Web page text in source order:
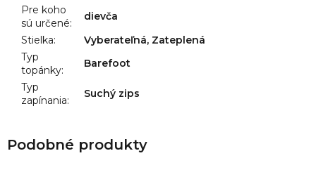
Pre koho
sú určené:
dievča
Stielka:
Vyberateľná, Zateplená
Typ
topánky:
Barefoot
Typ
zapínania:
Suchý zips